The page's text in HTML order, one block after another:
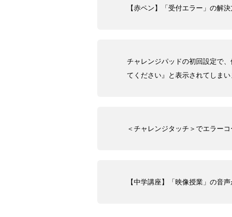
【赤ペン】「受付エラー」の解
チャレンジパッドの初回設定で
てください』と表示されてしまい
＜チャレンジタッチ＞でエラー
【中学講座】「映像授業」の音声